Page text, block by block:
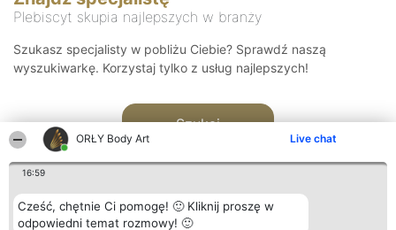
ORŁY Body Art Live chat
16:59
Cześć, chętnie Ci pomogę! 🙂 Kliknij proszę w
odpowiedni temat rozmowy! 🙂
Plebiscyt skupia najlepszych w branży
Szukasz specjalisty w pobliżu Ciebie? Sprawdź naszą
wyszukiwarkę. Korzystaj tylko z usług najlepszych!
Szukaj